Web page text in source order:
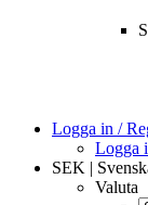
Logga in /
Logga
SEK |
Valuta